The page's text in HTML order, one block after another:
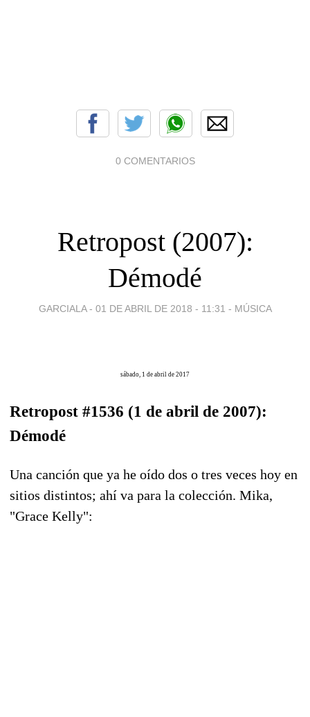
0 COMENTARIOS
Retropost (2007):
Démodé
GARCIALA - 01 DE ABRIL DE 2018 - 11:31 - MÚSICA
sábado, 1 de abril de 2017
Retropost #1536 (1 de abril de 2007):
Démodé
Una canción que ya he oído dos o tres veces hoy en
sitios distintos; ahí va para la colección. Mika,
"Grace Kelly":